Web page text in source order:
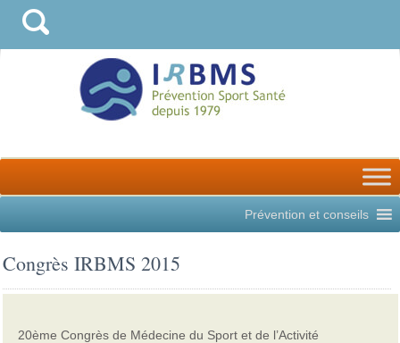
Prévention et conseils
Congrès IRBMS 2015
20ème Congrès de Médecine du Sport et de l’Activité